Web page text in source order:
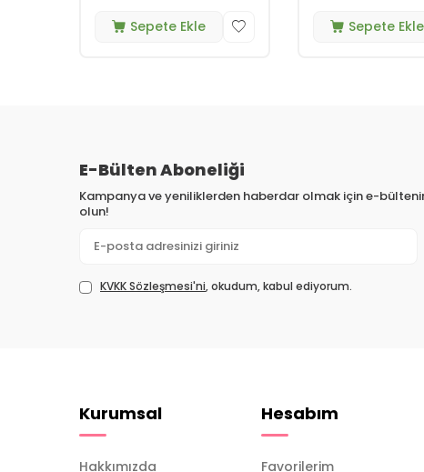
Sepete Ekle Sepete Ekle
E-Bülten Aboneliği
Kampanya ve yeniliklerden haberdar olmak için e-
olun!
KVKK Sözleşmesi'ni, okudum, kabul ediyorum.
Kurumsal
Hakkımızda
Hesabım
Favorilerim